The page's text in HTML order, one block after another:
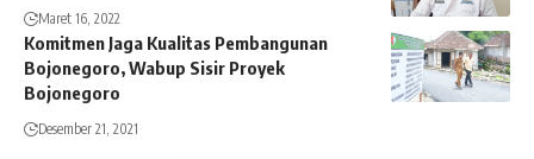
Maret 16, 2022
Komitmen Jaga Kualitas Pembangunan
Bojonegoro, Wabup Sisir Proyek
Bojonegoro
Desember 21, 2021